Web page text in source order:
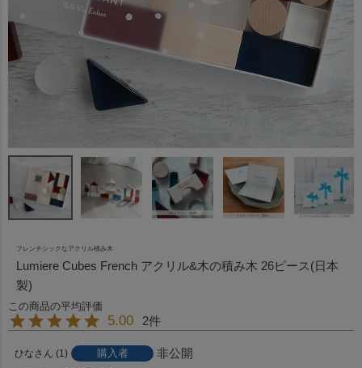
フレンチシックなアクリル積み木
Lumiere Cubes French アクリル&木の積み木 26ピース(日本
製)
5.00 2
ひな 1 購入者
非公開